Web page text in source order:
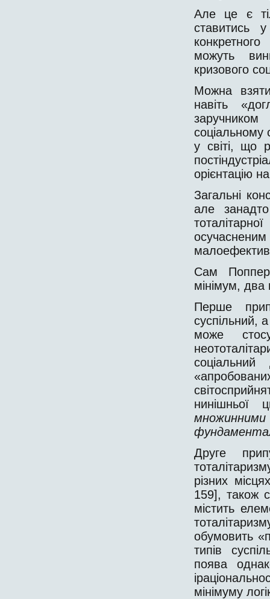
Але це є
ставитись
можуть
кризового
Можна
навіть
соціальному
у світі, що
орієнтацію
Загальні
але
Сам
мінімум, два
Перше
суспільний,
може
нинішньої
Друге
різних
159], також
містить
обумовить
типів
поява
мінімуму